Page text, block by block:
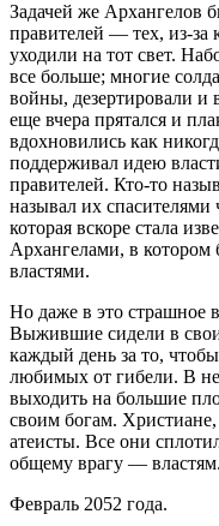
Задачей же Архангелов
правителей — тех, из-
уходили на тот свет.
все больше; многие
войны, дезертировали и
еще вчера прятался и
вдохновились как
поддерживал идею
правителей. Кто-то
называл их спасителями
которая вскоре стала
Архангелами, в
властями.
Но даже в это страшное
Выжившие сидели в
каждый день за то,
любимых от гибели. В
выходить на большие
своим богам.
атеисты. Все они
общему врагу — властям.
Февраль 2052 года.